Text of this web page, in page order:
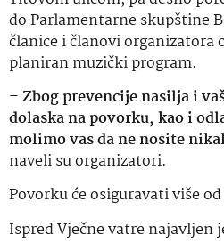
do Parlamentarne skupštine
članice i članovi organizatora
planiran muzički program.
–Zbog prevencije nasilja i
dolaska na povorku, kao i
molimo vas da ne nosite
naveli su organizatori.
Povorku će osiguravati više
Ispred Vječne vatre najavljen